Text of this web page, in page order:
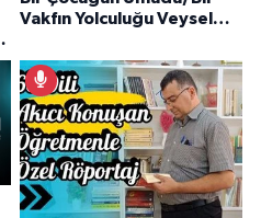
Vakfın Yolculuğu Veysel